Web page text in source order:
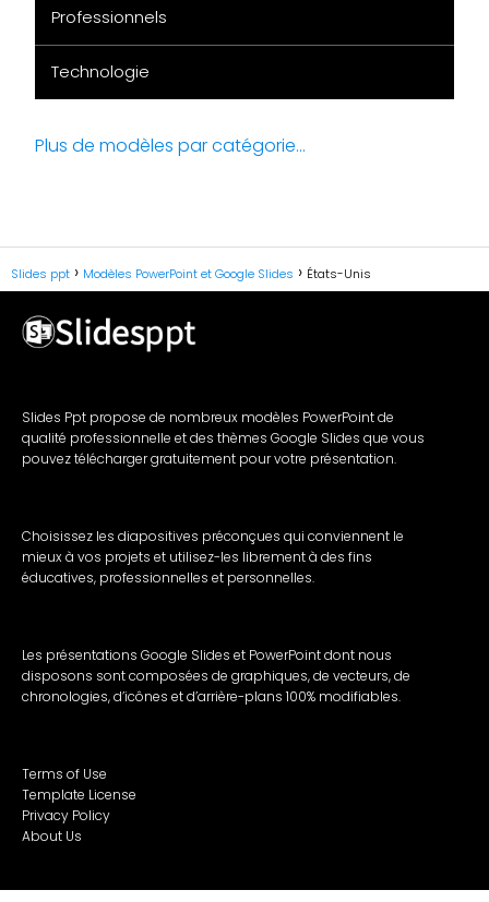
Professionnels
Technologie
Plus de modèles par catégorie...
Slides ppt Modèles PowerPoint et Google Slides États-Unis
Slides Ppt propose de nombreux modèles PowerPoint de
qualité professionnelle et des thèmes Google Slides que vous
pouvez télécharger gratuitement pour votre présentation.
Choisissez les diapositives préconçues qui conviennent le
mieux à vos projets et utilisez-les librement à des fins
éducatives, professionnelles et personnelles.
Les présentations Google Slides et PowerPoint dont nous
disposons sont composées de graphiques, de vecteurs, de
chronologies, d’icônes et d’arrière-plans 100% modifiables.
Terms of Use
Template License
Privacy Policy
About Us